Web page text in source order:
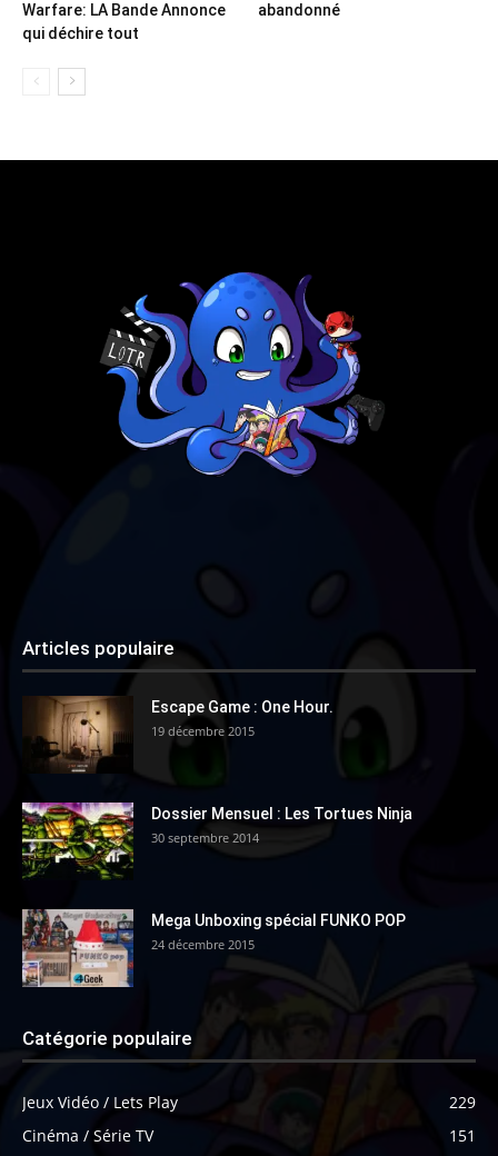
Warfare: LA Bande Annonce
qui déchire tout
abandonné
Articles populaire
Escape Game : One Hour.
19 décembre 2015
Dossier Mensuel : Les Tortues Ninja
30 septembre 2014
Mega Unboxing spécial FUNKO POP
24 décembre 2015
Catégorie populaire
Jeux Vidéo / Lets Play
229
Cinéma / Série TV
151